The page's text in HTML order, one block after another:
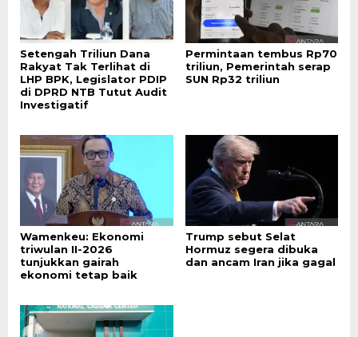
Setengah Triliun Dana
Rakyat Tak Terlihat di
LHP BPK, Legislator PDIP
di DPRD NTB Tutut Audit
Investigatif
Permintaan tembus Rp70
triliun, Pemerintah serap
SUN Rp32 triliun
Wamenkeu: Ekonomi
triwulan II-2026
tunjukkan gairah
ekonomi tetap baik
Trump sebut Selat
Hormuz segera dibuka
dan ancam Iran jika gagal